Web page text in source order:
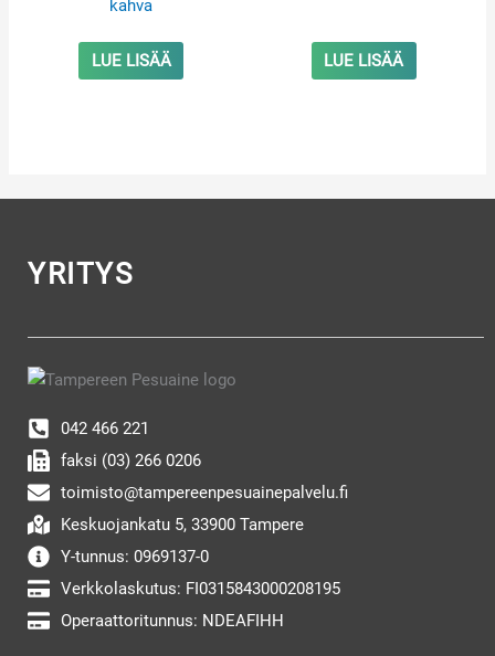
kahva
LUE LISÄÄ LUE LISÄÄ
YRITYS
042 466 221
faksi (03) 266 0206
toimisto@tampereenpesuainepalvelu.fi
Keskuojankatu 5, 33900 Tampere
Y-tunnus: 0969137-0
Verkkolaskutus: FI0315843000208195
Operaattoritunnus: NDEAFIHH